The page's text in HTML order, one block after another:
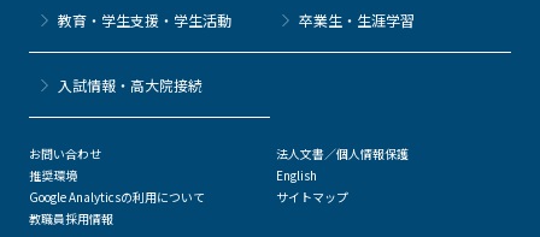
教育・学生支援・学生活動 卒業生・生涯学習
⼊試情報・高大院接続
お問い合わせ
推奨環境
Google Analyticsの利用について
教職員採用情報
法人文書／個人情報保護
English
サイトマップ